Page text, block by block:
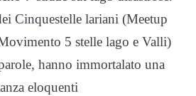
Cinquestelle lariani (Meetup
5 stelle lago e Valli)
hanno immortalato una
eloquenti